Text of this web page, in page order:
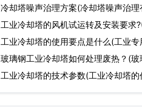
冷却塔噪声治理方案(冷却塔噪声治理
工业冷却塔的风机试运转及安装要求
工业冷却塔的使用要点是什么(工业
玻璃钢工业冷却塔如何处理废热？(
工业冷却塔的技术参数(工业冷却塔的